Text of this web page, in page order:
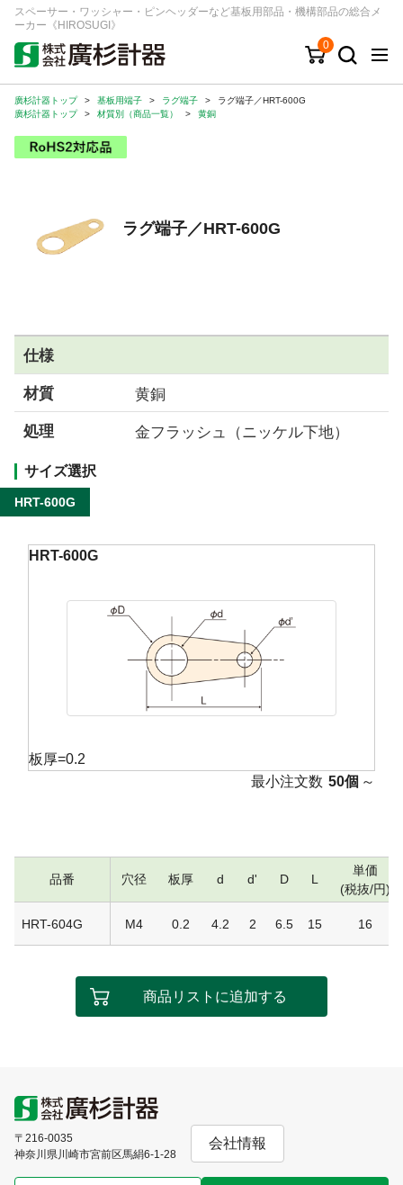
スペーサー・ワッシャー・ピンヘッダーなど基板用部品・機構部品の総合メ
ーカー《HIROSUGI》
0
キーワード 品番/シリーズ
商品カテゴリから探す
ジャンルから探す
お問い合わせ窓口
会社情報
廣杉計器トップ > 基板用端子 > ラグ端子 >
ラグ端子／HRT-600G
廣杉計器トップ
> 材質別（商品一覧） > 黄銅
ラグ端子／HRT-600G
仕様
材質
黄銅
処理 金フラッシュ（ニッケル下地）
サイズ選択
HRT-600G
HRT-600G
板厚=0.2
最小注文数 50個 ～
品番 穴径 板厚 d d' D L
単価
(税抜/円)
HRT-604G M4 0.2 4.2 2 6.5 15 16
商品リストに追加する
〒216-0035
神奈川県川崎市宮前区馬絹6-1-28
会社情報